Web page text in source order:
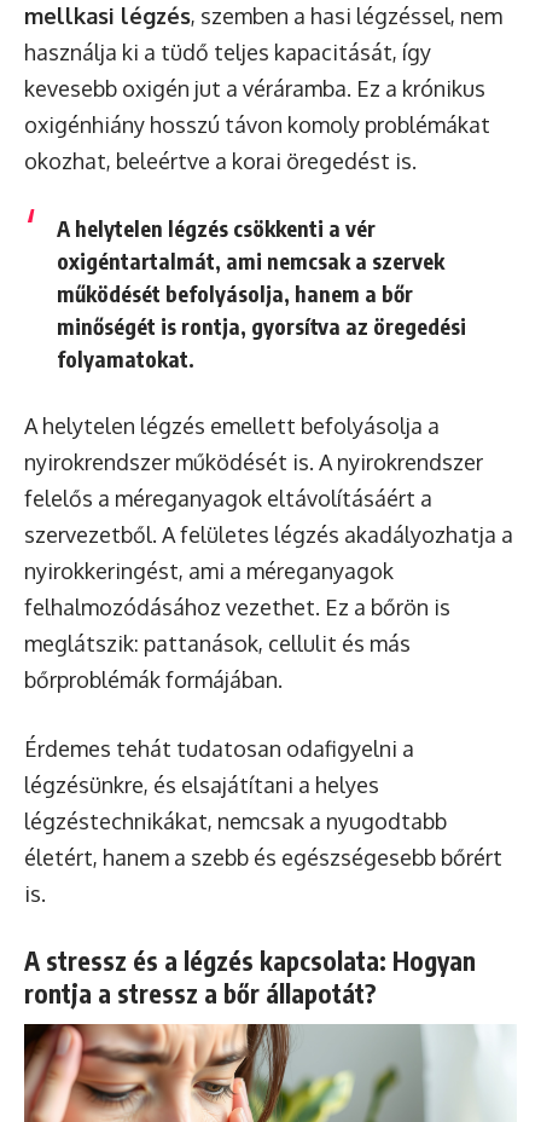
mellkasi légzés, szemben a hasi légzéssel, nem
használja ki a tüdő teljes kapacitását, így
kevesebb oxigén jut a véráramba. Ez a krónikus
oxigénhiány hosszú távon komoly problémákat
okozhat, beleértve a korai öregedést is.
A helytelen légzés csökkenti a vér
oxigéntartalmát, ami nemcsak a szervek
működését befolyásolja, hanem a bőr
minőségét is rontja, gyorsítva az öregedési
folyamatokat.
A helytelen légzés emellett befolyásolja a
nyirokrendszer működését is. A nyirokrendszer
felelős a méreganyagok eltávolításáért a
szervezetből. A felületes légzés akadályozhatja a
nyirokkeringést, ami a méreganyagok
felhalmozódásához vezethet. Ez a bőrön is
meglátszik: pattanások, cellulit és más
bőrproblémák formájában.
Érdemes tehát tudatosan odafigyelni a
légzésünkre, és elsajátítani a helyes
légzéstechnikákat, nemcsak a nyugodtabb
életért, hanem a szebb és egészségesebb bőrért
is.
A stressz és a légzés kapcsolata: Hogyan
rontja a stressz a bőr állapotát?